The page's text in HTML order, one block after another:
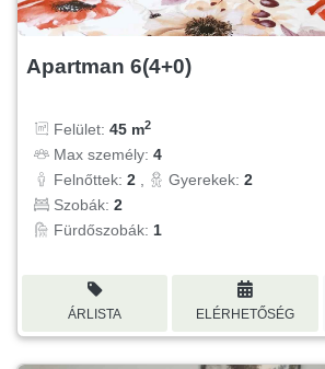
Apartman 6(4+0)
Felület: 45 m2
Max személy: 4
Felnőttek: 2 , Gyerekek: 2
Szobák: 2
Fürdőszobák: 1
ÁRLISTA ELÉRHETŐSÉG